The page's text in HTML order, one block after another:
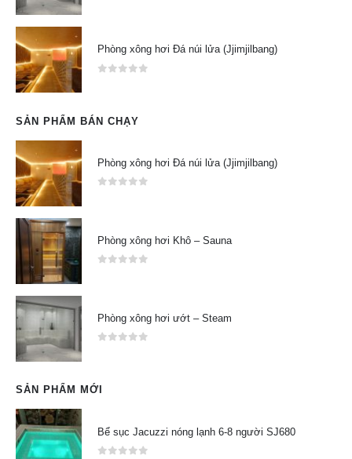
Phòng xông hơi Đá núi lửa (Jjimjilbang)
SẢN PHẨM BÁN CHẠY
Phòng xông hơi Đá núi lửa (Jjimjilbang)
Phòng xông hơi Khô – Sauna
Phòng xông hơi ướt – Steam
SẢN PHẨM MỚI
Bể sục Jacuzzi nóng lạnh 6-8 người SJ680